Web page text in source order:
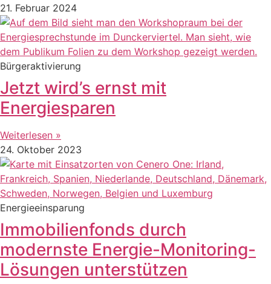
21. Februar 2024
Bürgeraktivierung
Jetzt wird’s ernst mit
Energiesparen
Weiterlesen »
24. Oktober 2023
Energieeinsparung
Immobilienfonds durch
modernste Energie-Monitoring-
Lösungen unterstützen